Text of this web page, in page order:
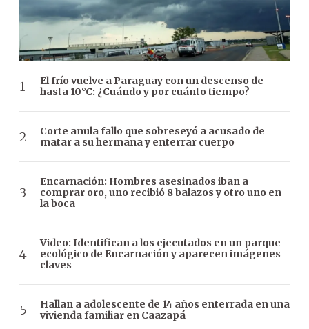
El frío vuelve a Paraguay con un descenso de
hasta 10°C: ¿Cuándo y por cuánto tiempo?
Corte anula fallo que sobreseyó a acusado de
matar a su hermana y enterrar cuerpo
Encarnación: Hombres asesinados iban a
comprar oro, uno recibió 8 balazos y otro uno en
la boca
Video: Identifican a los ejecutados en un parque
ecológico de Encarnación y aparecen imágenes
claves
Hallan a adolescente de 14 años enterrada en una
vivienda familiar en Caazapá